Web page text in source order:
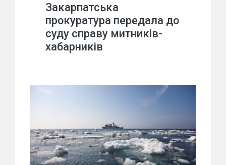
Закарпатська
прокуратура передала до
суду справу митників-
хабарників